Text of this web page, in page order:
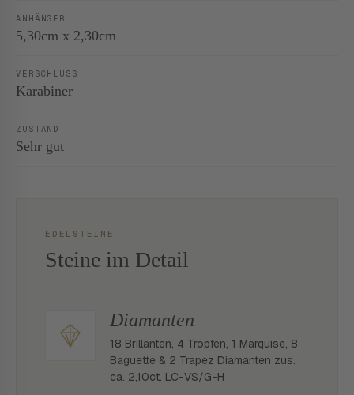
ANHÄNGER
5,30cm x 2,30cm
VERSCHLUSS
Karabiner
ZUSTAND
Sehr gut
EDELSTEINE
Steine im Detail
Diamanten
18 Brillanten, 4 Tropfen, 1 Marquise, 8
Baguette & 2 Trapez Diamanten zus.
ca. 2,10ct. LC-VS/G-H